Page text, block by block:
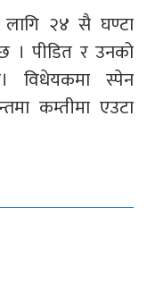
लागि २४ सै घण्टा
। पीडित र उनको
विधेयकमा स्पेन
कम्तीमा एउटा